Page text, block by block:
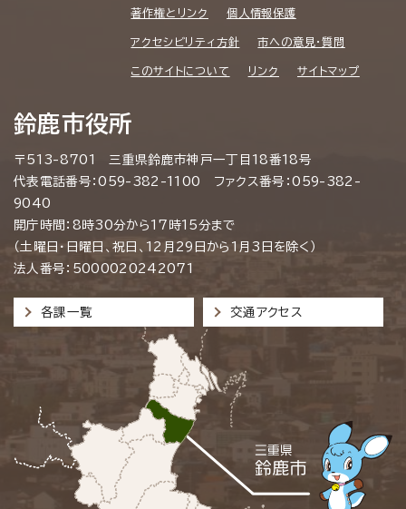
著作権とリンク 個人情報保護
アクセシビリティ方針 市への意見・質問
このサイトについて リンク サイトマップ
鈴鹿市役所
〒513-8701 三重県鈴鹿市神戸一丁目18番18号
代表電話番号：059-382-1100 ファクス番号：059-382-
9040
開庁時間：8時30分から17時15分まで
（土曜日・日曜日、祝日、12月29日から1月3日を除く）
法人番号：5000020242071
各課一覧 交通アクセス